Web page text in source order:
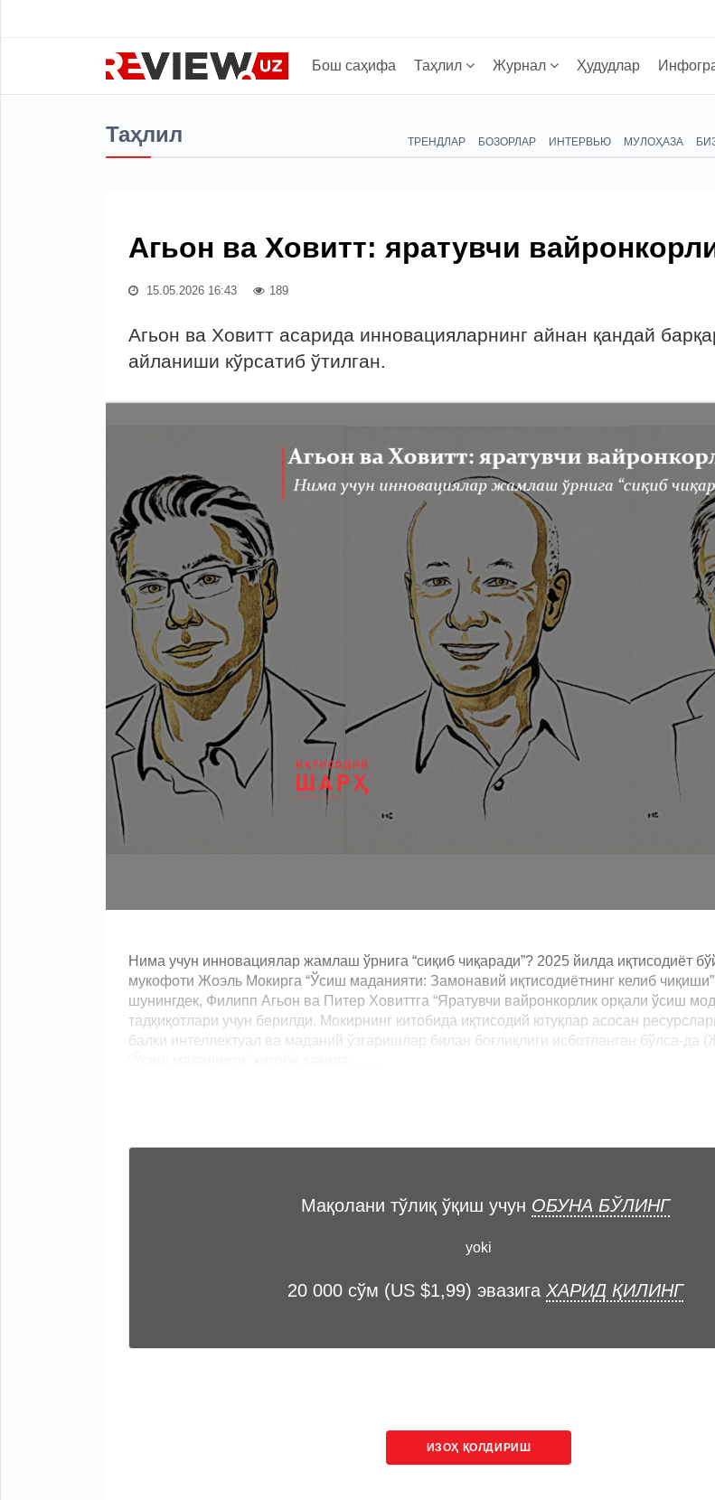
Бош саҳифа Таҳлил Журнал Ҳудудлар
Таҳлил ТРЕНДЛАР БОЗОРЛАР ИНТЕРВЬЮ МУЛОҲАЗА
Агьон ва Ховитт: яратувчи
15.05.2026 16:43 189
Агьон ва Ховитт асарида инновацияларнинг айнан қандай
айланиши кўрсатиб ўтилган.
Нима учун инновациялар жамлаш ўрнига “сиқиб чиқаради”? 2025 йилда иқтисодиёт
мукофоти Жоэль Мокирга “Ўсиш маданияти: Замонавий иқтисодиётнинг келиб
шунингдек, Филипп Агьон ва Питер Ховиттга “Яратувчи вайронкорлик орқали ўсиш
тадқиқотлари учун берилди. Мокирнинг китобида иқтисодий ютуқлар асосан
балки интеллектуал ва маданий ўзгаришлар билан боғлиқлиги исботланган бўлса-да
Мақолани тўлиқ ўқиш учун ОБУНА БЎЛИНГ
yoki
20 000 сўм (US $1,99) эвазига ХАРИД ҚИЛИНГ
ИЗОҲ ҚОЛДИРИШ